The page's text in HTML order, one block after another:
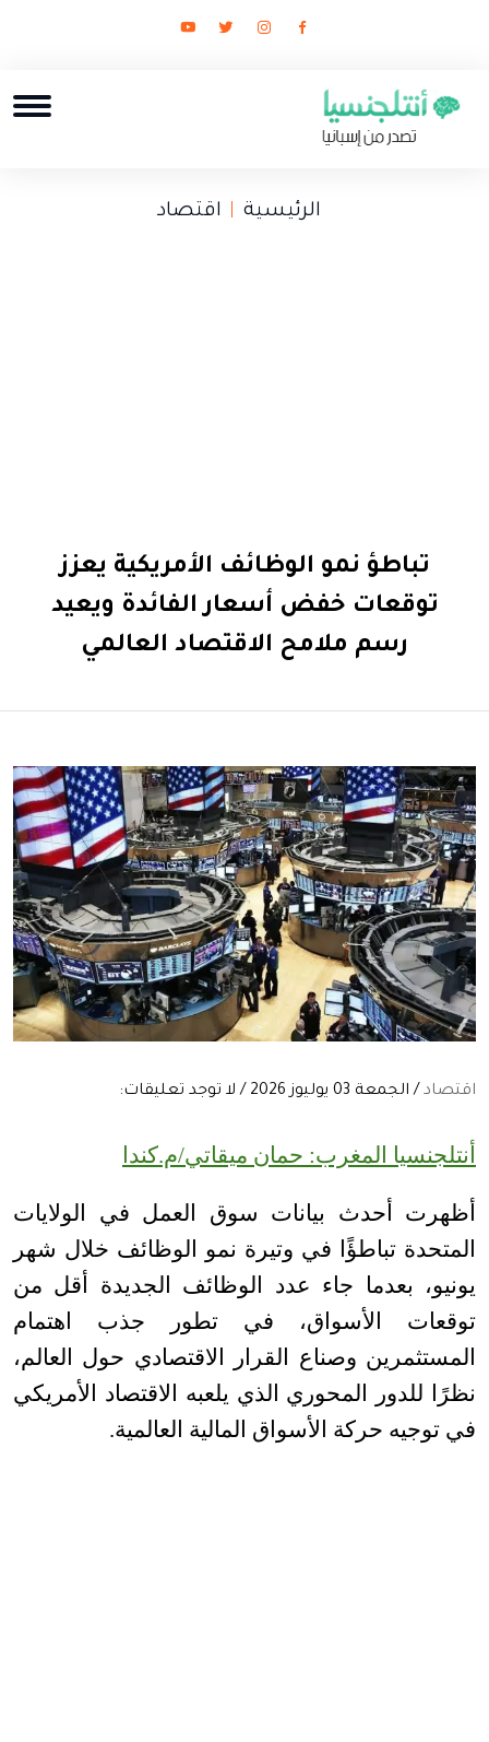
الرئيسية اقتصاد
تباطؤ نمو الوظائف الأمريكية يعزز
توقعات خفض أسعار الفائدة ويعيد
رسم ملامح الاقتصاد العالمي
اقتصاد / الجمعة 03 يوليوز 2026 / لا توجد تعليقات:
أنتلجنسيا المغرب: حمان ميقاتي/م.كندا
أظهرت أحدث بيانات سوق العمل في الولايات
المتحدة تباطؤًا في وتيرة نمو الوظائف خلال شهر
يونيو، بعدما جاء عدد الوظائف الجديدة أقل من
توقعات الأسواق، في تطور جذب اهتمام
المستثمرين وصناع القرار الاقتصادي حول العالم،
نظرًا للدور المحوري الذي يلعبه الاقتصاد الأمريكي
في توجيه حركة الأسواق المالية العالمية.